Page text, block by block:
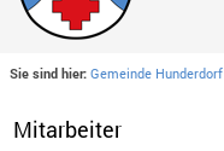
Sie sind hier: Gemeinde Hunderdorf
Mitarbeiter